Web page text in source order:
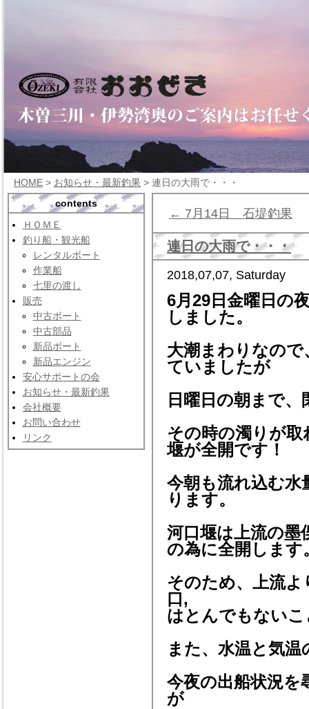
HOME > お知らせ・最新釣果 > 連日の大雨で・・・
contents
ＨＯＭＥ
釣り船・観光船
レンタルボート
作業船
七里の渡し
販売
中古ボート
中古部品
新品ボート
新品エンジン
安心サポートの会
お知らせ・最新釣果
会社概要
お問い合わせ
リンク
← 7月14日 石堤釣果
連日の大雨で・・・
2018,07,07, Saturday
6月29日金曜日の
しました。
大潮まわりなの
ていましたが
日曜日の朝まで
その時の濁りが
堰が全開です！
今朝も流れ込む水
ります。
河口堰は上流の墨
の為に全開します
そのため、上流
口,
はとんでもない
また、水温と気
今夜の出船状況を
が